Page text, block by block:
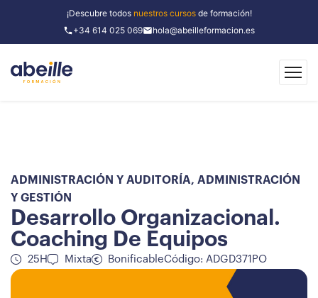
¡Descubre todos nuestros cursosde formación!
+34 614 025 069
hola@abeilleformacion.es
ADMINISTRACIÓN Y AUDITORÍA, ADMINISTRACIÓN
Y GESTIÓN
Desarrollo Organizacional.
Coaching De Equipos
25H Mixta BonificableCódigo: ADGD371PO